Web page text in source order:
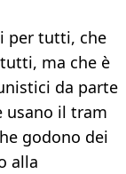
per tutti, che
ma che è
da parte
il tram
godono dei
alla